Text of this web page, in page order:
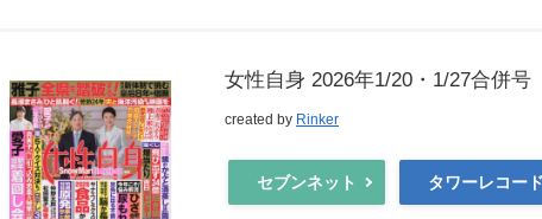
女性自身 2026年1/20・1/27合併号
created by Rinker
セブンネット タワーレコード